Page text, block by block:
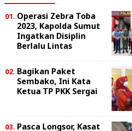
Operasi Zebra Toba
2023, Kapolda Sumut
Ingatkan Disiplin
Berlalu Lintas
Bagikan Paket
Sembako, Ini Kata
Ketua TP PKK Sergai
Pasca Longsor, Kasat